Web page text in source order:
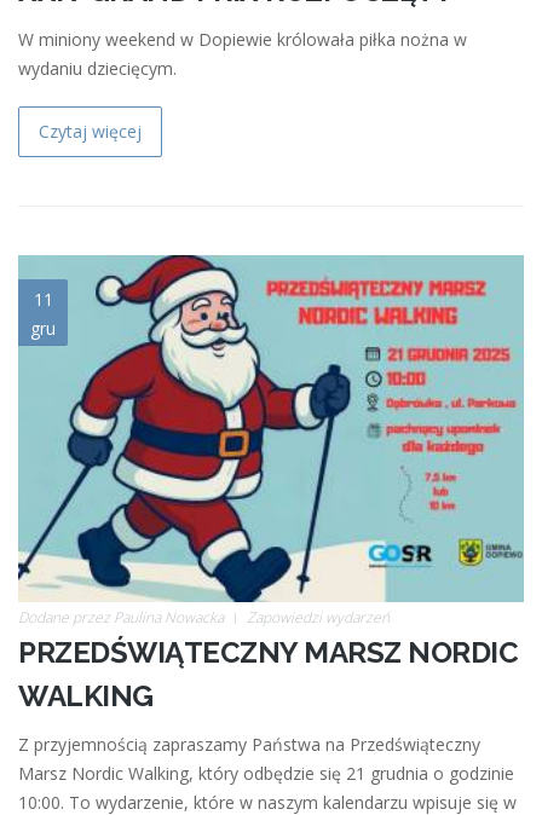
W miniony weekend w Dopiewie królowała piłka nożna w
wydaniu dziecięcym.
Czytaj więcej
11
gru
21_grudnia_2025.jpg
Dodane przez Paulina Nowacka Zapowiedzi wydarzeń
PRZEDŚWIĄTECZNY MARSZ NORDIC
WALKING
Z przyjemnością zapraszamy Państwa na Przedświąteczny
Marsz Nordic Walking, który odbędzie się 21 grudnia o godzinie
10:00. To wydarzenie, które w naszym kalendarzu wpisuje się w